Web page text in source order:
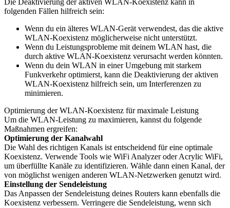
Die Deaktivierung der aktiven WLAN-Koexistenz kann in
folgenden Fällen hilfreich sein:
Wenn du ein älteres WLAN-Gerät verwendest, das die aktive
WLAN-Koexistenz möglicherweise nicht unterstützt.
Wenn du Leistungsprobleme mit deinem WLAN hast, die
durch aktive WLAN-Koexistenz verursacht werden könnten.
Wenn du dein WLAN in einer Umgebung mit starkem
Funkverkehr optimierst, kann die Deaktivierung der aktiven
WLAN-Koexistenz hilfreich sein, um Interferenzen zu
minimieren.
Optimierung der WLAN-Koexistenz für maximale Leistung
Um die WLAN-Leistung zu maximieren, kannst du folgende
Maßnahmen ergreifen:
Optimierung der Kanalwahl
Die Wahl des richtigen Kanals ist entscheidend für eine optimale
Koexistenz. Verwende Tools wie WiFi Analyzer oder Acrylic WiFi,
um überfüllte Kanäle zu identifizieren. Wähle dann einen Kanal, der
von möglichst wenigen anderen WLAN-Netzwerken genutzt wird.
Einstellung der Sendeleistung
Das Anpassen der Sendeleistung deines Routers kann ebenfalls die
Koexistenz verbessern. Verringere die Sendeleistung, wenn sich